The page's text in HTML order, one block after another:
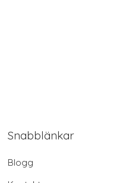
Snabblänkar
Blogg